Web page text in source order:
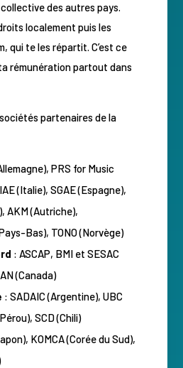
des autres pays.
localement puis les
qui te les répartit. C’est ce
rémunération partout dans
partenaires de la
PRS for Music
(Italie), SGAE (Espagne),
AKM (Autriche),
Bas), TONO (Norvège)
: ASCAP, BMI et SESAC
(Canada)
: SADAIC (Argentine), UBC
SCD (Chili)
KOMCA (Corée du Sud),